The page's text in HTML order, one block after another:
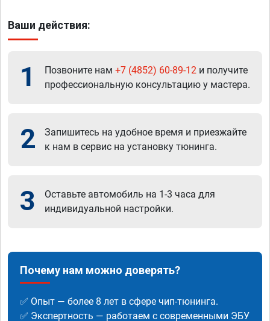
Ваши действия:
1 Позвоните нам +7 (4852) 60-89-12 и получите
профессиональную консультацию у мастера.
2
Запишитесь на удобное время и приезжайте
к нам в сервис на установку тюнинга.
3
Оставьте автомобиль на 1-3 часа для
индивидуальной настройки.
Почему нам можно доверять?
✅ Опыт — более 8 лет в сфере чип-тюнинга.
✅ Экспертность — работаем с современными ЭБУ